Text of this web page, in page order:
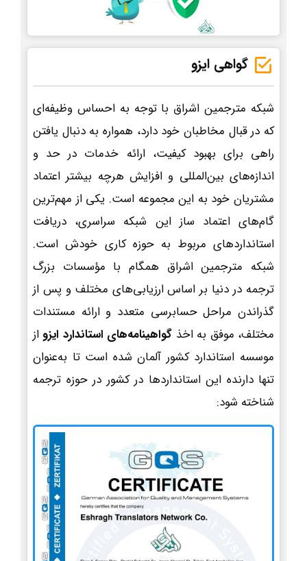
گواهی ایزو
شبکه مترجمین اشراق با توجه به احساس وظیفه‌ای
که در قبال مخاطبان خود دارد، همواره به دنبال یافتن
راهی برای بهبود کیفیت، ارائه خدمات در حد و
اندازه‌های بین‌المللی و افزایش هرچه بیشتر اعتماد
مشتریان خود به این مجموعه است. یکی از مهم‌ترین
گام‌های اعتماد ساز این شبکه سراسری، دریافت
استانداردهای مربوط به حوزه کاری خودش است.
شبکه مترجمین اشراق همگام با مؤسسات بزرگ
ترجمه در دنیا بر اساس ارزیابی‌های مختلف و پس از
گذراندن مراحل حسابرسی متعدد و ارائه مستندات
مختلف، موفق به اخذ گواهینامه‌های استاندارد ایزو از
موسسه استاندارد کشور آلمان شده است تا به‌عنوان
تنها دارنده این استانداردها در کشور در حوزه ترجمه
شناخته شود: